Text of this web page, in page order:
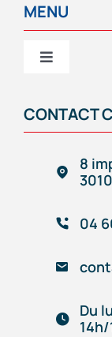
MENU
Toggle
Outils de
CONTACT
8
04
Du